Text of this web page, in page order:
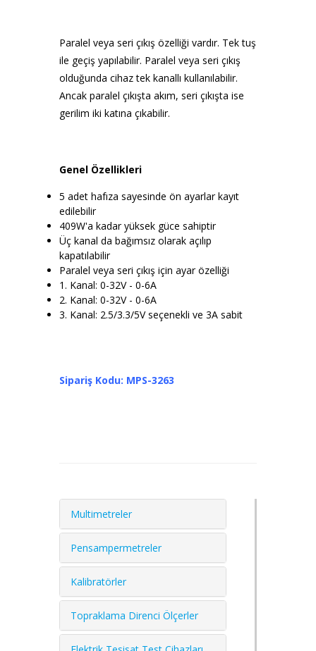
Paralel veya seri çıkış özelliği vardır. Tek tuş
ile geçiş yapılabilir. Paralel veya seri çıkış
olduğunda cihaz tek kanallı kullanılabilir.
Ancak paralel çıkışta akım, seri çıkışta ise
gerilim iki katına çıkabilir.
Genel Özellikleri
5 adet hafıza sayesinde ön ayarlar kayıt
edilebilir
409W'a kadar yüksek güce sahiptir
Üç kanal da bağımsız olarak açılıp
kapatılabilir
Paralel veya seri çıkış için ayar özelliği
1. Kanal: 0-32V - 0-6A
2. Kanal: 0-32V - 0-6A
3. Kanal: 2.5/3.3/5V seçenekli ve 3A sabit
Sipariş Kodu: MPS-3263
Multimetreler
Pensampermetreler
Kalibratörler
Topraklama Direnci Ölçerler